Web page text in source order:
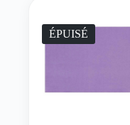
ÉPUISÉ